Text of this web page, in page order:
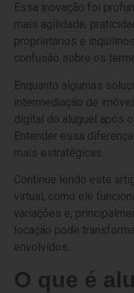
Essa inovação foi
mais agilidade,
proprietários e
confusão sobre os
Enquanto algumas
intermediação de
digital do aluguel após
Entender essa
mais estratégicas.
Continue lendo este
virtual, como ele
variações e,
locação pode
envolvidos.
O que é